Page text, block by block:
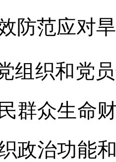
防范应对
组织和党
群众生命
政治功能